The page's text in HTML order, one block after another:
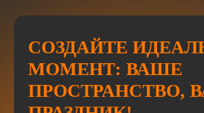
СОЗДАЙТЕ
МОМЕНТ: ВАШЕ
ПРОСТРАНСТВО,